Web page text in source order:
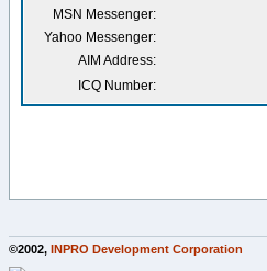
MSN Messenger:
Yahoo Messenger:
AIM Address:
ICQ Number:
©2002, INPRO Development Corporation